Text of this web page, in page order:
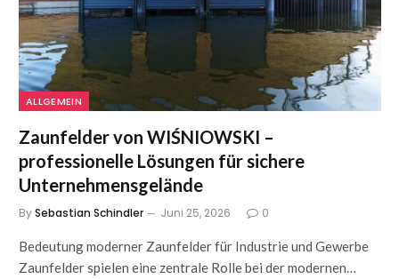
ALLGEMEIN
Zaunfelder von WIŚNIOWSKI –
professionelle Lösungen für sichere
Unternehmensgelände
BySebastian Schindler Juni 25, 2026 0
Bedeutung moderner Zaunfelder für Industrie und Gewerbe
Zaunfelder spielen eine zentrale Rolle bei der modernen…